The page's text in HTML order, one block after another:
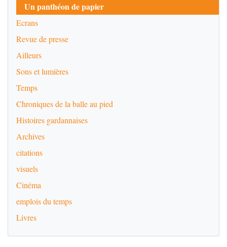
Un panthéon de papier
Ecrans
Revue de presse
Ailleurs
Sons et lumières
Temps
Chroniques de la balle au pied
Histoires gardannaises
Archives
citations
visuels
Cinéma
emplois du temps
Livres